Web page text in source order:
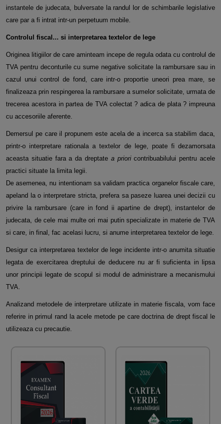
instantele de judecata, bulversate la randul lor de schimbarile legislative
care par a fi intrat intr-un perpetuum mobile.
Controlul fiscal... si interpretarea textelor de lege
Originea litigiilor de care aminteam incepe de regula odata cu controlul de
TVA pentru deconturile cu sume negative solicitate la rambursare sau in
cazul unui control de fond, care intr-o proportie uneori prea mare, se
finalizeaza prin respingerea la rambursare a sumelor solicitate, urmata de
trecerea acestora in partea de TVA colectat ? adica de plata ? impreuna
cu accesoriile aferente.
Demersul pe care il propunem este acela de a incerca sa stabilim daca,
printr-o interpretare rationala a textelor de lege, poate fi dezamorsata
aceasta situatie fara a da dreptate a prioricontribuabilului pentru acele
practici situate la limita legii.
De asemenea, nu intentionam sa validam practica organelor fiscale care,
apeland la o interpretare stricta, prefera sa paseze luarea unei decizii cu
privire la rambursare (care in fond ii apartine de drept), instantelor de
judecata, de cele mai multe ori mai putin specializate in materie de TVA
si care, in final, fac acelasi lucru, si anume interpretarea textelor de lege.
Desigur ca interpretarea textelor de lege incidente intr-o anumita situatie
legata de exercitarea dreptului de deducere nu ar fi suficienta in lipsa
unor principii legate de scopul si modul de administrare a mecanismului
TVA.
Analizand metodele de interpretare utilizate in materie fiscala, vom face
referire in primul rand la acele metode pe care doctrina de drept fiscal le
utilizeaza cu precautie.